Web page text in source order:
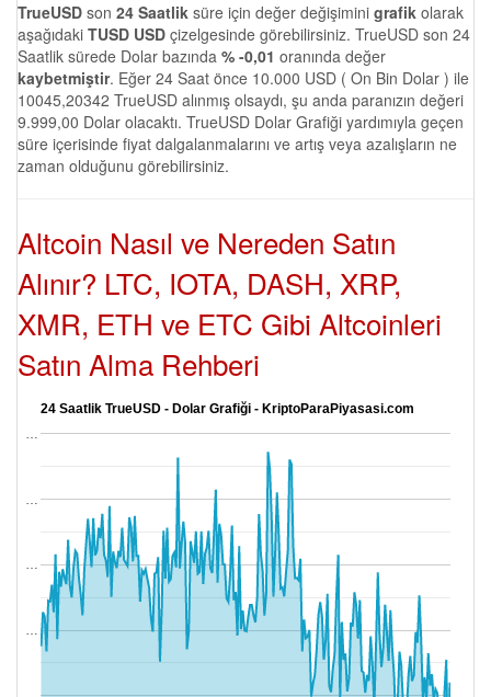
TrueUSD son 24 Saatlik süre için değer değişimini grafik olarak
aşağıdaki TUSD USD çizelgesinde görebilirsiniz. TrueUSD son 24
Saatlik sürede Dolar bazında % -0,01 oranında değer
kaybetmiştir. Eğer 24 Saat önce 10.000 USD ( On Bin Dolar ) ile
10045,20342 TrueUSD alınmış olsaydı, şu anda paranızın değeri
9.999,00 Dolar olacaktı. TrueUSD Dolar Grafiği yardımıyla geçen
süre içerisinde fiyat dalgalanmalarını ve artış veya azalışların ne
zaman olduğunu görebilirsiniz.
Altcoin Nasıl ve Nereden Satın
Alınır? LTC, IOTA, DASH, XRP,
XMR, ETH ve ETC Gibi Altcoinleri
Satın Alma Rehberi
24 Saatlik TrueUSD - Dolar Grafiği - KriptoParaPiyasasi.com
…
…